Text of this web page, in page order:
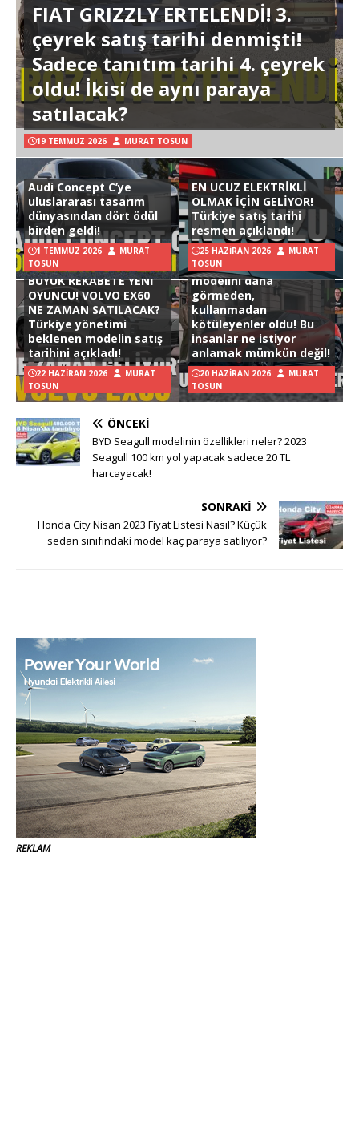
FIAT GRIZZLY ERTELENDİ! 3.
çeyrek satış tarihi denmişti!
Sadece tanıtım tarihi 4. çeyrek
oldu! İkisi de aynı paraya
satılacak?
19 TEMMUZ 2026 MURAT TOSUN
Audi Concept C’ye
uluslararası tasarım
dünyasından dört ödül
birden geldi!
1 TEMMUZ 2026
MURAT
TOSUN
EN UCUZ ELEKTRİKLİ
OLMAK İÇİN GELİYOR!
Türkiye satış tarihi
resmen açıklandı!
25 HAZIRAN 2026
MURAT
TOSUN
BÜYÜK REKABETE YENİ
OYUNCU! VOLVO EX60
NE ZAMAN SATILACAK?
Türkiye yönetimi
beklenen modelin satış
tarihini açıkladı!
22 HAZIRAN 2026
MURAT
TOSUN
Hyundai Ioniq 3
modelini daha
görmeden,
kullanmadan
kötüleyenler oldu! Bu
insanlar ne istiyor
anlamak mümkün değil!
20 HAZIRAN 2026
MURAT
TOSUN
ÖNCEKI
BYD Seagull modelinin özellikleri neler? 2023
Seagull 100 km yol yapacak sadece 20 TL
harcayacak!
SONRAKI
Honda City Nisan 2023 Fiyat Listesi Nasıl? Küçük
sedan sınıfındaki model kaç paraya satılıyor?
REKLAM